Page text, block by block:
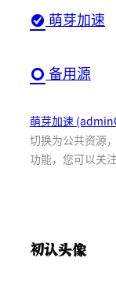
萌芽加速
备用源
萌芽加速
切换为公共资源
功能，您可以关
初认头像